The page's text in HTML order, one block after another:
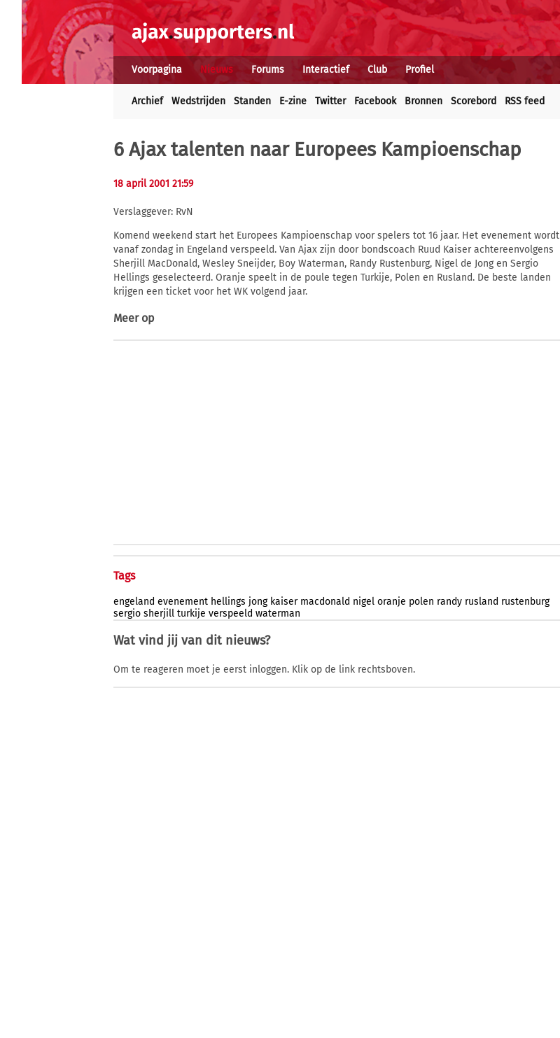
Voorpagina Nieuws Forums Interactief Club Profiel
Archief Wedstrijden Standen E-zine Twitter Facebook Bronnen Scorebord RSS feed
6 Ajax talenten naar Europees Kampioenschap
18 april 2001 21:59
Verslaggever: RvN
Komend weekend start het Europees Kampioenschap voor spelers tot 16 jaar. Het evenement wordt
vanaf zondag in Engeland verspeeld. Van Ajax zijn door bondscoach Ruud Kaiser achtereenvolgens
Sherjill MacDonald, Wesley Sneijder, Boy Waterman, Randy Rustenburg, Nigel de Jong en Sergio
Hellings geselecteerd. Oranje speelt in de poule tegen Turkije, Polen en Rusland. De beste landen
krijgen een ticket voor het WK volgend jaar.
Meer op
Tags
engeland evenement hellings jong kaiser macdonald nigel oranje polen randy rusland rustenburg
sergio sherjill turkije verspeeld waterman
Wat vind jij van dit nieuws?
Om te reageren moet je eerst inloggen. Klik op de link rechtsboven.